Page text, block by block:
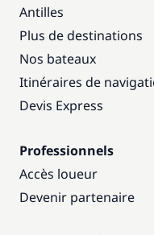
Antilles
Plus de destinations
Nos bateaux
Itinéraires de
Devis Express
Professionnels
Accès loueur
Devenir partenaire